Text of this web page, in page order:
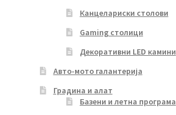
Канцелариски столови
Gaming столици
Декоративни LED камини
Авто-мото галантерија
Градина и алат
Базени и летна програма